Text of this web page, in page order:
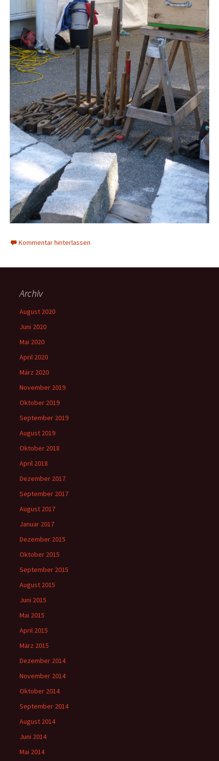
Kommentar hinterlassen
Archiv
August 2020
Juni 2020
Mai 2020
April 2020
März 2020
November 2019
Oktober 2019
September 2019
August 2019
Oktober 2018
April 2018
Dezember 2017
September 2017
August 2017
Januar 2017
Dezember 2015
Oktober 2015
September 2015
August 2015
Juni 2015
Mai 2015
April 2015
März 2015
Dezember 2014
November 2014
Oktober 2014
September 2014
August 2014
Juni 2014
Mai 2014